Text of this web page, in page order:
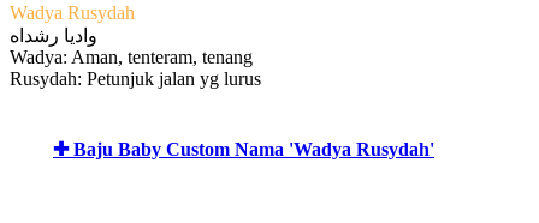
Wadya Rusydah
واديا رشداه
Wadya: Aman, tenteram, tenang
Rusydah: Petunjuk jalan yg lurus
✚ Baju Baby Custom Nama 'Wadya Rusydah'